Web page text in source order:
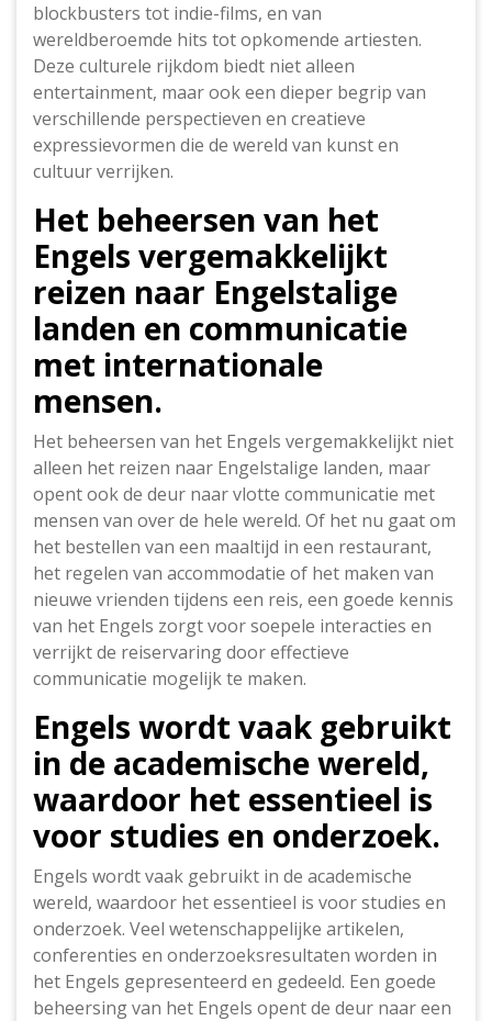
blockbusters tot indie-films, en van
wereldberoemde hits tot opkomende artiesten.
Deze culturele rijkdom biedt niet alleen
entertainment, maar ook een dieper begrip van
verschillende perspectieven en creatieve
expressievormen die de wereld van kunst en
cultuur verrijken.
Het beheersen van het
Engels vergemakkelijkt
reizen naar Engelstalige
landen en communicatie
met internationale
mensen.
Het beheersen van het Engels vergemakkelijkt niet
alleen het reizen naar Engelstalige landen, maar
opent ook de deur naar vlotte communicatie met
mensen van over de hele wereld. Of het nu gaat om
het bestellen van een maaltijd in een restaurant,
het regelen van accommodatie of het maken van
nieuwe vrienden tijdens een reis, een goede kennis
van het Engels zorgt voor soepele interacties en
verrijkt de reiservaring door effectieve
communicatie mogelijk te maken.
Engels wordt vaak gebruikt
in de academische wereld,
waardoor het essentieel is
voor studies en onderzoek.
Engels wordt vaak gebruikt in de academische
wereld, waardoor het essentieel is voor studies en
onderzoek. Veel wetenschappelijke artikelen,
conferenties en onderzoeksresultaten worden in
het Engels gepresenteerd en gedeeld. Een goede
beheersing van het Engels opent de deur naar een